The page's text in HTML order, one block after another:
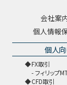
会社案
個人情報
個人
FX取引
フィリップ
CFD取引